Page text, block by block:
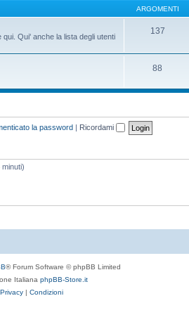
ARGOMENTI
Qui' anche la lista degli utenti
137
88
la password | Ricordami
® Forum Software © phpBB Limited
Italiana phpBB-Store.it
Privacy
Condizioni